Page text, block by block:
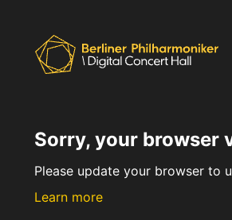
Sorry, your browser
Please update your browser to
Learn more